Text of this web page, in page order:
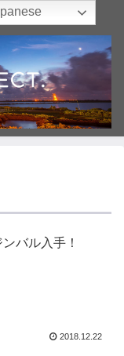
バル入手！
2018.12.22